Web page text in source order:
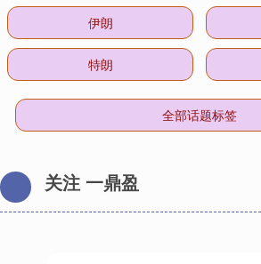
伊朗
特朗
全部话题标签
关注 一鼎盈